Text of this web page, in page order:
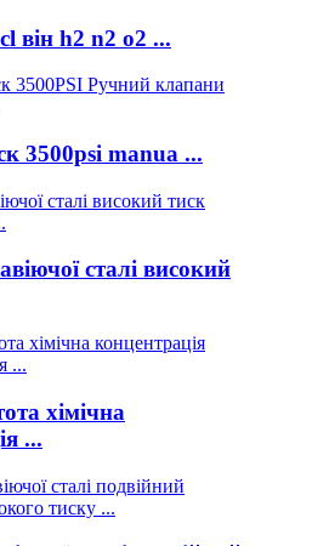
він h2 n2 o2 ...
3500psi manua ...
сталі високий
хімічна
...